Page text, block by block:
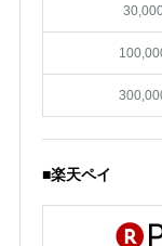
■楽天ペイ